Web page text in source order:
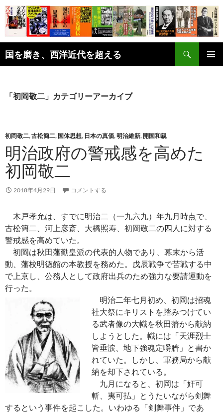
コ
ン
テ
ン
ツ
へ
国を磨き、西洋近代を超える
索
「初岡敬二」カテゴリーアーカイブ
初岡敬二,古松簡二, 国体思想, 日本の真価,明治維新, 開国和親
明治政府の警戒感を高めた
初岡敬二
2018年4月29日 コメントする
木戸孝允は、すでに明治二（一九六九）年九月時点で、
古松簡二、河上彦斎、大橋照寿、初岡敬二の四人に対する
警戒感を高めていた。
初岡は秋田藩勤皇派の代表的人物であり、幕末から活
動、藩校明徳館の本教授を務めた。戊辰戦争で苦戦する中
で上京し、公務人として政府出兵のため強力な要請運動を
行った。
明治二年七月初め、初岡は招魂
社大祭にキリストを踏みつけてい
る武者像の大幟を秋田藩から献納
しようとした。幟には「天涯烈士
皆垂涙、地下強魂定嚼臍」と書か
れていた。しかし、軍務局から献
納を却下されている。
九月になると、初岡は「奸可
斬、夷可払」とうたいながら剣舞
するという事件を起こした。いわゆる「剣舞事件」であ